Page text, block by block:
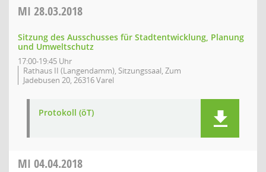
MI 28.03.2018
Sitzung des Ausschusses für Stadtentwicklung, Planung
und Umweltschutz
17:00-19:45 Uhr
Rathaus II (Langendamm), Sitzungssaal, Zum
Jadebusen 20, 26316 Varel
Protokoll (öT)
MI 04.04.2018